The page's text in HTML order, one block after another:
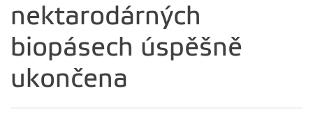
nektarodárných
biopásech úspěšně
ukončena